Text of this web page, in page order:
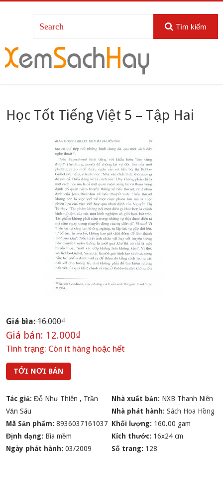
Tìm kiếm
Học Tốt Tiếng Việt 5 – Tập Hai
Giá bìa:16.000₫
Giá bán: 12.000₫
Tình trạng: Còn ít hàng hoặc hết
TỚI NƠI BÁN
Tác giả:Đỗ Như Thiên , Trần
Văn Sáu
Nhà xuất bản: NXB Thanh Niên
Nhà phát hành: Sách Hoa Hồng
Mã Sản phẩm:8936037161037 Khối lượng: 160.00 gam
Định dạng: Bìa mềm Kích thước: 16x24 cm
Ngày phát hành:03/2009 Số trang: 128